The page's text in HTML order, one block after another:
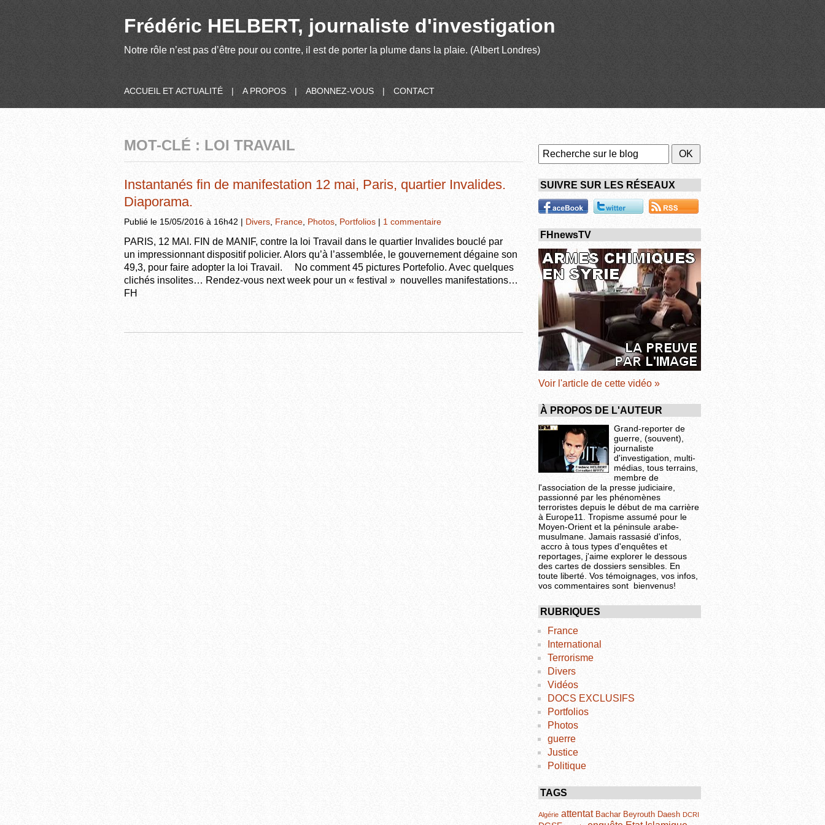
Frédéric HELBERT, journaliste d'investigation
Notre rôle n’est pas d’être pour ou contre, il est de porter la plume dans la plaie. (Albert Londres)
ACCUEIL ET ACTUALITÉ | A PROPOS | ABONNEZ-VOUS | CONTACT
MOT-CLÉ : LOI TRAVAIL
Instantanés fin de manifestation 12 mai, Paris, quartier Invalides.
Diaporama.
Publié le 15/05/2016 à 16h42 | Divers France Photos Portfolios | 1 commentaire
PARIS, 12 MAI. FIN de MANIF, contre la loi Travail dans le quartier Invalides bouclé par
un impressionnant dispositif policier. Alors qu’à l’assemblée, le gouvernement dégaine son
49,3, pour faire adopter la loi Travail. No comment 45 pictures Portefolio. Avec quelques
clichés insolites… Rendez-vous next week pour un « festival » nouvelles manifestations…
FH
SUIVRE SUR LES RÉSEAUX
FHnewsTV
Voir l'article de cette vidéo »
À PROPOS DE L'AUTEUR
Grand-reporter de
guerre, (souvent),
journaliste
d'investigation, multi-
médias, tous terrains,
membre de
l'association de la presse judiciaire,
passionné par les phénomènes
terroristes depuis le début de ma carrière
à Europe11. Tropisme assumé pour le
Moyen-Orient et la péninsule arabe-
musulmane. Jamais rassasié d'infos,
accro à tous types d'enquêtes et
reportages, j'aime explorer le dessous
des cartes de dossiers sensibles. En
toute liberté. Vos témoignages, vos infos,
vos commentaires sont bienvenus!
RUBRIQUES
France
International
Terrorisme
Divers
Vidéos
DOCS EXCLUSIFS
Portfolios
Photos
guerre
Justice
Politique
TAGS
Algérie attentat Bachar Beyrouth Daesh DCRI